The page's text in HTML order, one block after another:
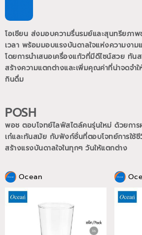
โอเชียน ส่งมอบความรื่นรมย์และสุนทรียภา
เวลา พร้อมมอบแรงบันดาลใจแห่งความงาม
โดยการนำเสนอเครื่องแก้วที่มีดีไซน์สวย ทั
สร้างความแตกต่างและเพิ่มคุณค่าที่น่าจดจำ
กินดื่ม
POSH
พอช ตอบโจทย์ไลฟ์สไตล์คนรุ่นใหม่ ด้วยการ
เก๋และทันสมัย กับฟังก์ชั่นที่ตอบโจทย์การใช้
สร้างแรงบันดาลใจในทุกๆ วันให้แตกต่าง
Ocean